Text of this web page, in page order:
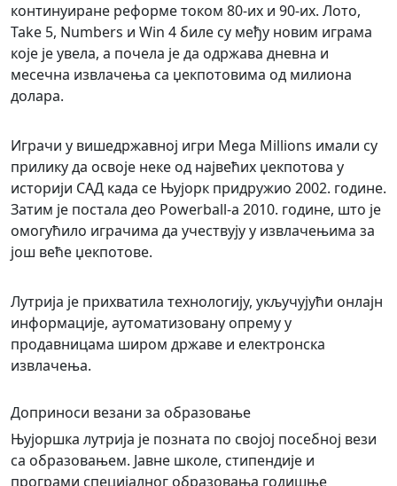
континуиране реформе током 80-их и 90-их. Лото,
Take 5, Numbers и Win 4 биле су међу новим играма
које је увела, а почела је да одржава дневна и
месечна извлачења са џекпотовима од милиона
долара.
Играчи у вишедржавној игри Mega Millions имали су
прилику да освоје неке од највећих џекпотова у
историји САД када се Њујорк придружио 2002. године.
Затим је постала део Powerball-а 2010. године, што је
омогућило играчима да учествују у извлачењима за
још веће џекпотове.
Лутрија је прихватила технологију, укључујући онлајн
информације, аутоматизовану опрему у
продавницама широм државе и електронска
извлачења.
Доприноси везани за образовање
Њујоршка лутрија је позната по својој посебној вези
са образовањем. Јавне школе, стипендије и
програми специјалног образовања годишње